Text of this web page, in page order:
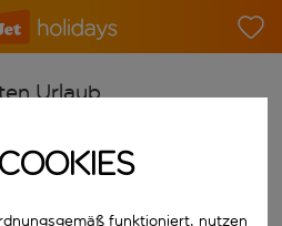
Urlaub
COOKIES
funktioniert, nutzen